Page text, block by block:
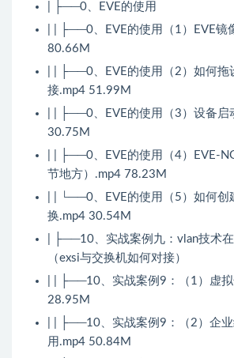
| ├──0、EVE的使用
| | ├──0、EVE的使用（1）EVE镜
80.66M
| | ├──0、EVE的使用（2）如何拖
接.mp4 51.99M
| | ├──0、EVE的使用（3）设备启
30.75M
| | ├──0、EVE的使用（4）EVE-
节地方）.mp4 78.23M
| | └──0、EVE的使用（5）如何创
换.mp4 30.54M
| ├──10、实战案例九：vlan技术
（exsi与交换机如何对接）
| | ├──10、实战案例9：（1）虚
28.95M
| | ├──10、实战案例9：（2）企
用.mp4 50.84M